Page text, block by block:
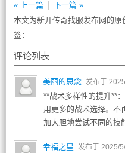
« 上一篇
下一篇 »
本文为新开传奇找服发布网的
签：
评论列表
美丽的思念 发布于
**战术多样性的提升**
用更多的战术选择。不
加大胆地尝试不同的技
幸福之星 发布于 2025/